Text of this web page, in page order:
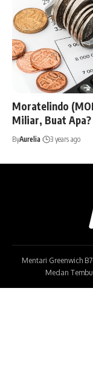
Moratelindo
Miliar, Buat Apa?
ByAurelia 3 years ago
Mentari Greenwich
Medan